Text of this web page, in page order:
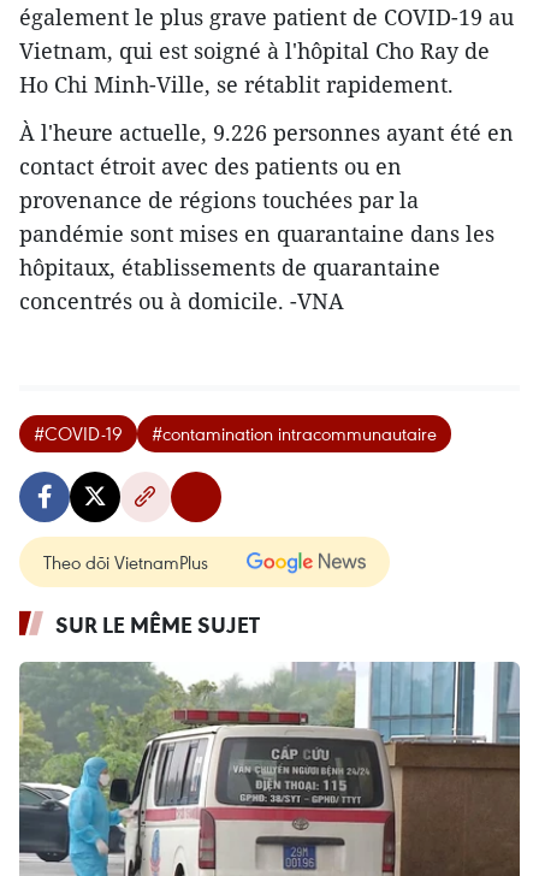
également le plus grave patient de COVID-19 au
Vietnam, qui est soigné à l'hôpital Cho Ray de
Ho Chi Minh-Ville, se rétablit rapidement.
À l'heure actuelle, 9.226 personnes ayant été en
contact étroit avec des patients ou en
provenance de régions touchées par la
pandémie sont mises en quarantaine dans les
hôpitaux, établissements de quarantaine
concentrés ou à domicile. -VNA
#COVID-19 #contamination intracommunautaire
Theo dõi VietnamPlus
SUR LE MÊME SUJET